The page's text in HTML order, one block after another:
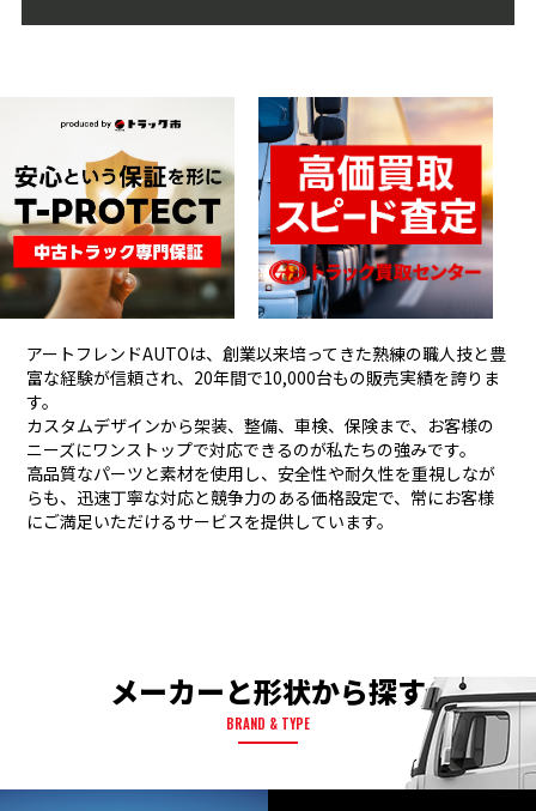
アートフレンドAUTOは、創業以来培ってきた熟練の職人技と豊
富な経験が信頼され、 20年間で10,000台もの販売実績を誇りま
す。
カスタムデザインから架装、整備、車検、保険まで、お客様の
ニーズにワンストップで対応できるのが私たちの強みです。
高品質なパーツと素材を使用し、安全性や耐久性を重視しなが
らも、 迅速丁寧な対応と競争力のある価格設定で、常にお客様
にご満足いただけるサービスを提供しています。
メーカーと形状から探す
BRAND & TYPE